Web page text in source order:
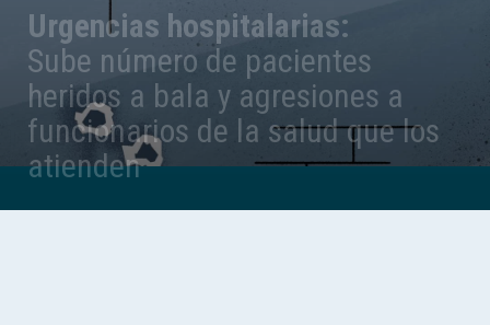
Urgencias hospitalarias:
Sube número de pacientes
heridos a bala y agresiones a
funcionarios de la salud que los
atienden